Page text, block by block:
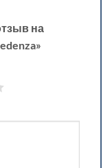
на